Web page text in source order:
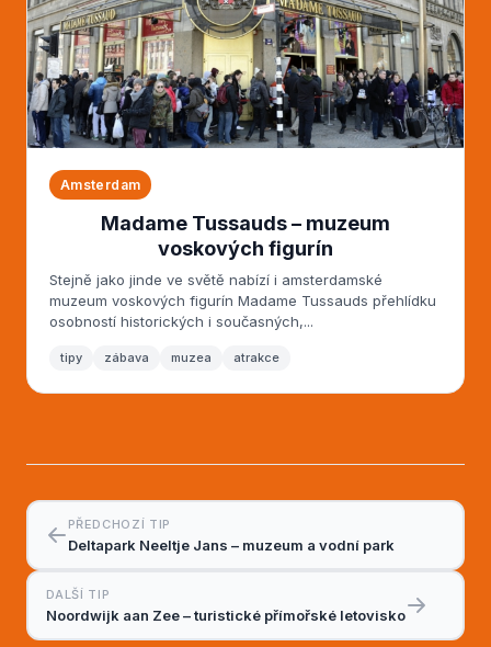
Amsterdam
Madame Tussauds – muzeum
voskových figurín
Stejně jako jinde ve světě nabízí i amsterdamské
muzeum voskových figurín Madame Tussauds přehlídku
osobností historických i současných,...
tipy zábava muzea atrakce
PŘEDCHOZÍ TIP
Deltapark Neeltje Jans – muzeum a vodní park
DALŠÍ TIP
Noordwijk aan Zee – turistické přímořské letovisko